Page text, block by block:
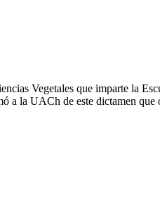
Vegetales que imparte la
a la UACh de este dictamen